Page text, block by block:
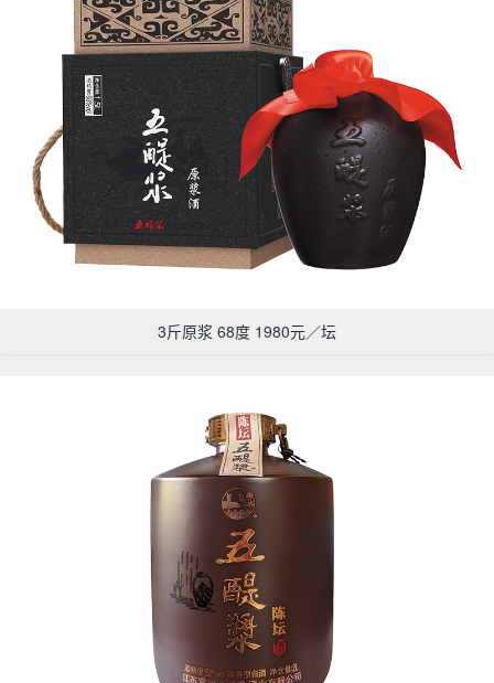
3斤原浆 68度 1980元／坛